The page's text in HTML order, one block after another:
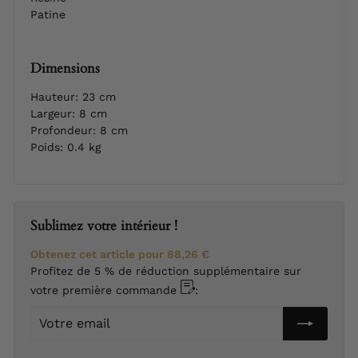
Patine
Dimensions
Hauteur: 23 cm
Largeur: 8 cm
Profondeur: 8 cm
Poids: 0.4 kg
Sublimez votre intérieur !
Obtenez cet article pour 88,26 €
Profitez de 5 % de réduction supplémentaire sur
votre première commande
:
Votre